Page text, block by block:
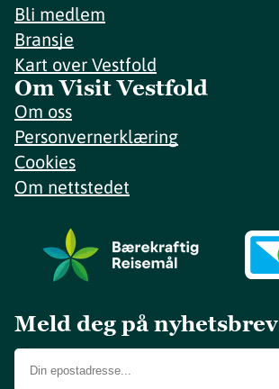
Bli medlem
Bransje
Kart over Vestfold
Om Visit Vestfold
Om oss
Personvernerklæring
Cookies
Om nettstedet
Meld deg på nyhetsbrev